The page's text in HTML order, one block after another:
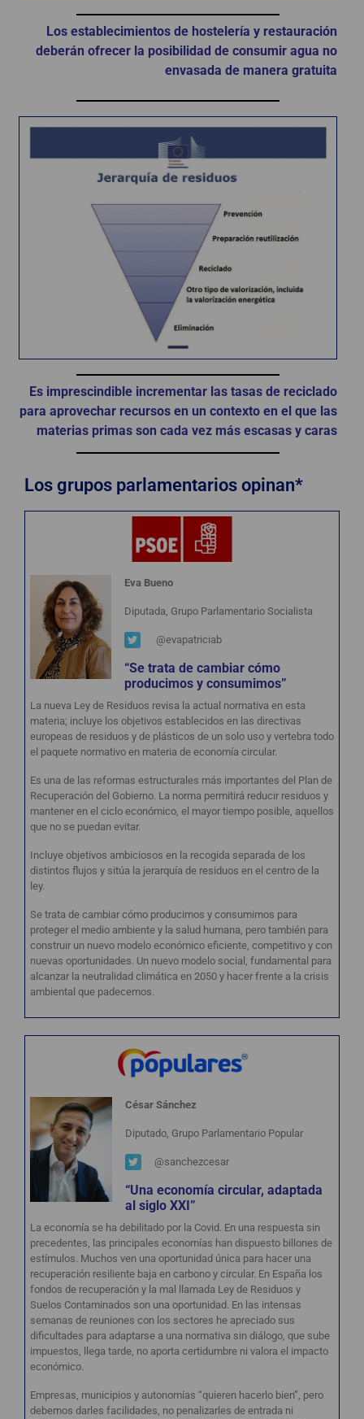
Los establecimientos de hostelería y restauración
deberán ofrecer la posibilidad de consumir agua no
envasada de manera gratuita
Es imprescindible incrementar las tasas de reciclado
para aprovechar recursos en un contexto en el que las
materias primas son cada vez más escasas y caras
Los grupos parlamentarios opinan*
Eva Bueno
Diputada, Grupo Parlamentario Socialista
@evapatriciab
“Se trata de cambiar cómo
producimos y consumimos”
La nueva Ley de Residuos revisa la actual normativa en esta
materia; incluye los objetivos establecidos en las directivas
europeas de residuos y de plásticos de un solo uso y vertebra todo
el paquete normativo en materia de economía circular.
Es una de las reformas estructurales más importantes del Plan de
Recuperación del Gobierno. La norma permitirá reducir residuos y
mantener en el ciclo económico, el mayor tiempo posible, aquellos
que no se puedan evitar.
Incluye objetivos ambiciosos en la recogida separada de los
distintos flujos y sitúa la jerarquía de residuos en el centro de la
ley.
Se trata de cambiar cómo producimos y consumimos para
proteger el medio ambiente y la salud humana, pero también para
construir un nuevo modelo económico eficiente, competitivo y con
nuevas oportunidades. Un nuevo modelo social, fundamental para
alcanzar la neutralidad climática en 2050 y hacer frente a la crisis
ambiental que padecemos.
César Sánchez
Diputado, Grupo Parlamentario Popular
@sanchezcesar
“Una economía circular, adaptada
al siglo XXI”
La economía se ha debilitado por la Covid. En una respuesta sin
precedentes, las principales economías han dispuesto billones de
estímulos. Muchos ven una oportunidad única para hacer una
recuperación resiliente baja en carbono y circular. En España los
fondos de recuperación y la mal llamada Ley de Residuos y
Suelos Contaminados son una oportunidad. En las intensas
semanas de reuniones con los sectores he apreciado sus
dificultades para adaptarse a una normativa sin diálogo, que sube
impuestos, llega tarde, no aporta certidumbre ni valora el impacto
económico.
Empresas, municipios y autonomías “quieren hacerlo bien”, pero
debemos darles facilidades, no penalizarles de entrada ni